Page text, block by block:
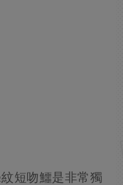
短吻鱷是非常獨